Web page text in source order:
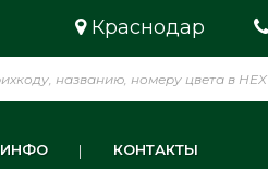
Краснодар
ИНФО КОНТАКТЫ